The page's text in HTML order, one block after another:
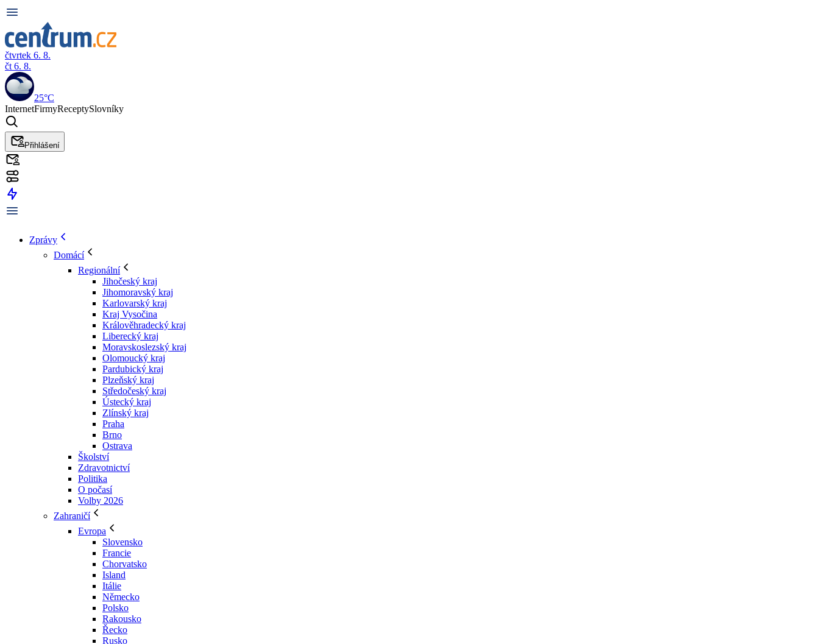
čtvrtek 6. 8.
čt 6. 8.
25°C
InternetFirmyReceptySlovníky
Přihlášení
Zprávy
Domácí
Regionální
Jihočeský kraj
Jihomoravský kraj
Karlovarský kraj
Kraj Vysočina
Králověhradecký kraj
Liberecký kraj
Moravskoslezský kraj
Olomoucký kraj
Pardubický kraj
Plzeňský kraj
Středočeský kraj
Ústecký kraj
Zlínský kraj
Praha
Brno
Ostrava
Školství
Zdravotnictví
Politika
O počasí
Volby 2026
Zahraničí
Evropa
Slovensko
Francie
Chorvatsko
Island
Itálie
Německo
Polsko
Rakousko
Řecko
Rusko